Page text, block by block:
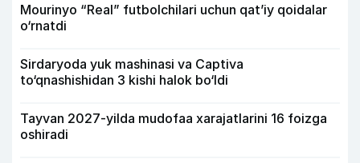
Mourinyo “Real” futbolchilari uchun qat’iy qoidalar
o‘rnatdi
Sirdaryoda yuk mashinasi va Captiva
to‘qnashishidan 3 kishi halok bo‘ldi
Tayvan 2027-yilda mudofaa xarajatlarini 16 foizga
oshiradi